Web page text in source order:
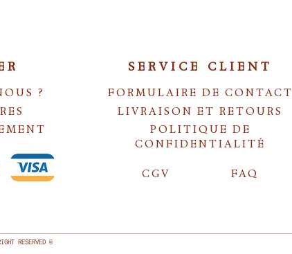
?
SERVICE CLIENT
FORMULAIRE DE CONTACT
LIVRAISON ET RETOURS
POLITIQUE DE
CONFIDENTIALITÉ
CGV FAQ
RESERVED ©